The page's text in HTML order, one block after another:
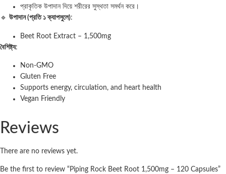
প্রাকৃতিক উপাদান দিয়ে শরীরের সুস্থতা সমর্থন করে।
🔹 উপাদান (প্রতি ১ক্যাপসুলে):
Beet Root Extract – 1,500mg
বৈশিষ্ট্য:
Non-GMO
Gluten Free
Supports energy, circulation, and heart health
Vegan Friendly
Reviews
There are no reviews yet.
Be the first to review “Piping Rock Beet Root 1,500mg – 120 Capsules”